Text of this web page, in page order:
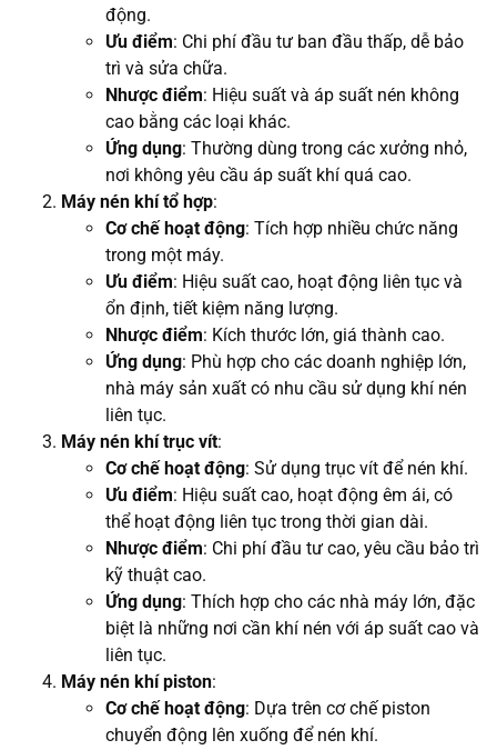
động.
Ưu điểm: Chi phí đầu tư ban đầu thấp, dễ bảo
trì và sửa chữa.
Nhược điểm: Hiệu suất và áp suất nén không
cao bằng các loại khác.
Ứng dụng: Thường dùng trong các xưởng nhỏ,
nơi không yêu cầu áp suất khí quá cao.
Máy nén khí tổ hợp:
Cơ chế hoạt động: Tích hợp nhiều chức năng
trong một máy.
Ưu điểm: Hiệu suất cao, hoạt động liên tục và
ổn định, tiết kiệm năng lượng.
Nhược điểm: Kích thước lớn, giá thành cao.
Ứng dụng: Phù hợp cho các doanh nghiệp lớn,
nhà máy sản xuất có nhu cầu sử dụng khí nén
liên tục.
Máy nén khí trục vít:
Cơ chế hoạt động: Sử dụng trục vít để nén khí.
Ưu điểm: Hiệu suất cao, hoạt động êm ái, có
thể hoạt động liên tục trong thời gian dài.
Nhược điểm: Chi phí đầu tư cao, yêu cầu bảo trì
kỹ thuật cao.
Ứng dụng: Thích hợp cho các nhà máy lớn, đặc
biệt là những nơi cần khí nén với áp suất cao và
liên tục.
Máy nén khí piston:
Cơ chế hoạt động: Dựa trên cơ chế piston
chuyển động lên xuống để nén khí.